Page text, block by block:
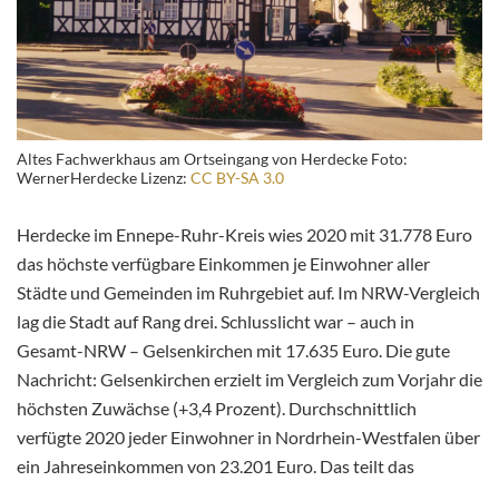
Altes Fachwerkhaus am Ortseingang von Herdecke Foto:
WernerHerdecke Lizenz: CC BY-SA 3.0
Herdecke im Ennepe-Ruhr-Kreis wies 2020 mit 31.778 Euro
das höchste verfügbare Einkommen je Einwohner aller
Städte und Gemeinden im Ruhrgebiet auf. Im NRW-Vergleich
lag die Stadt auf Rang drei. Schlusslichtwar – auch in
Gesamt-NRW – Gelsenkirchen mit 17.635 Euro. Die gute
Nachricht: Gelsenkirchen erzielt im Vergleich zum Vorjahr die
höchsten Zuwächse (+3,4 Prozent). Durchschnittlich
verfügte 2020 jeder Einwohner in Nordrhein-Westfalen über
ein Jahreseinkommen von 23.201 Euro. Das teilt das